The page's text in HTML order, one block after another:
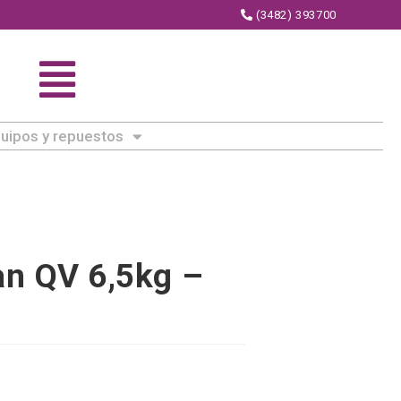
(3482) 393700
y repuestos
QV 6,5kg –